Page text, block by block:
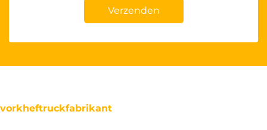
Verzenden
vorkheftruckfabrikant